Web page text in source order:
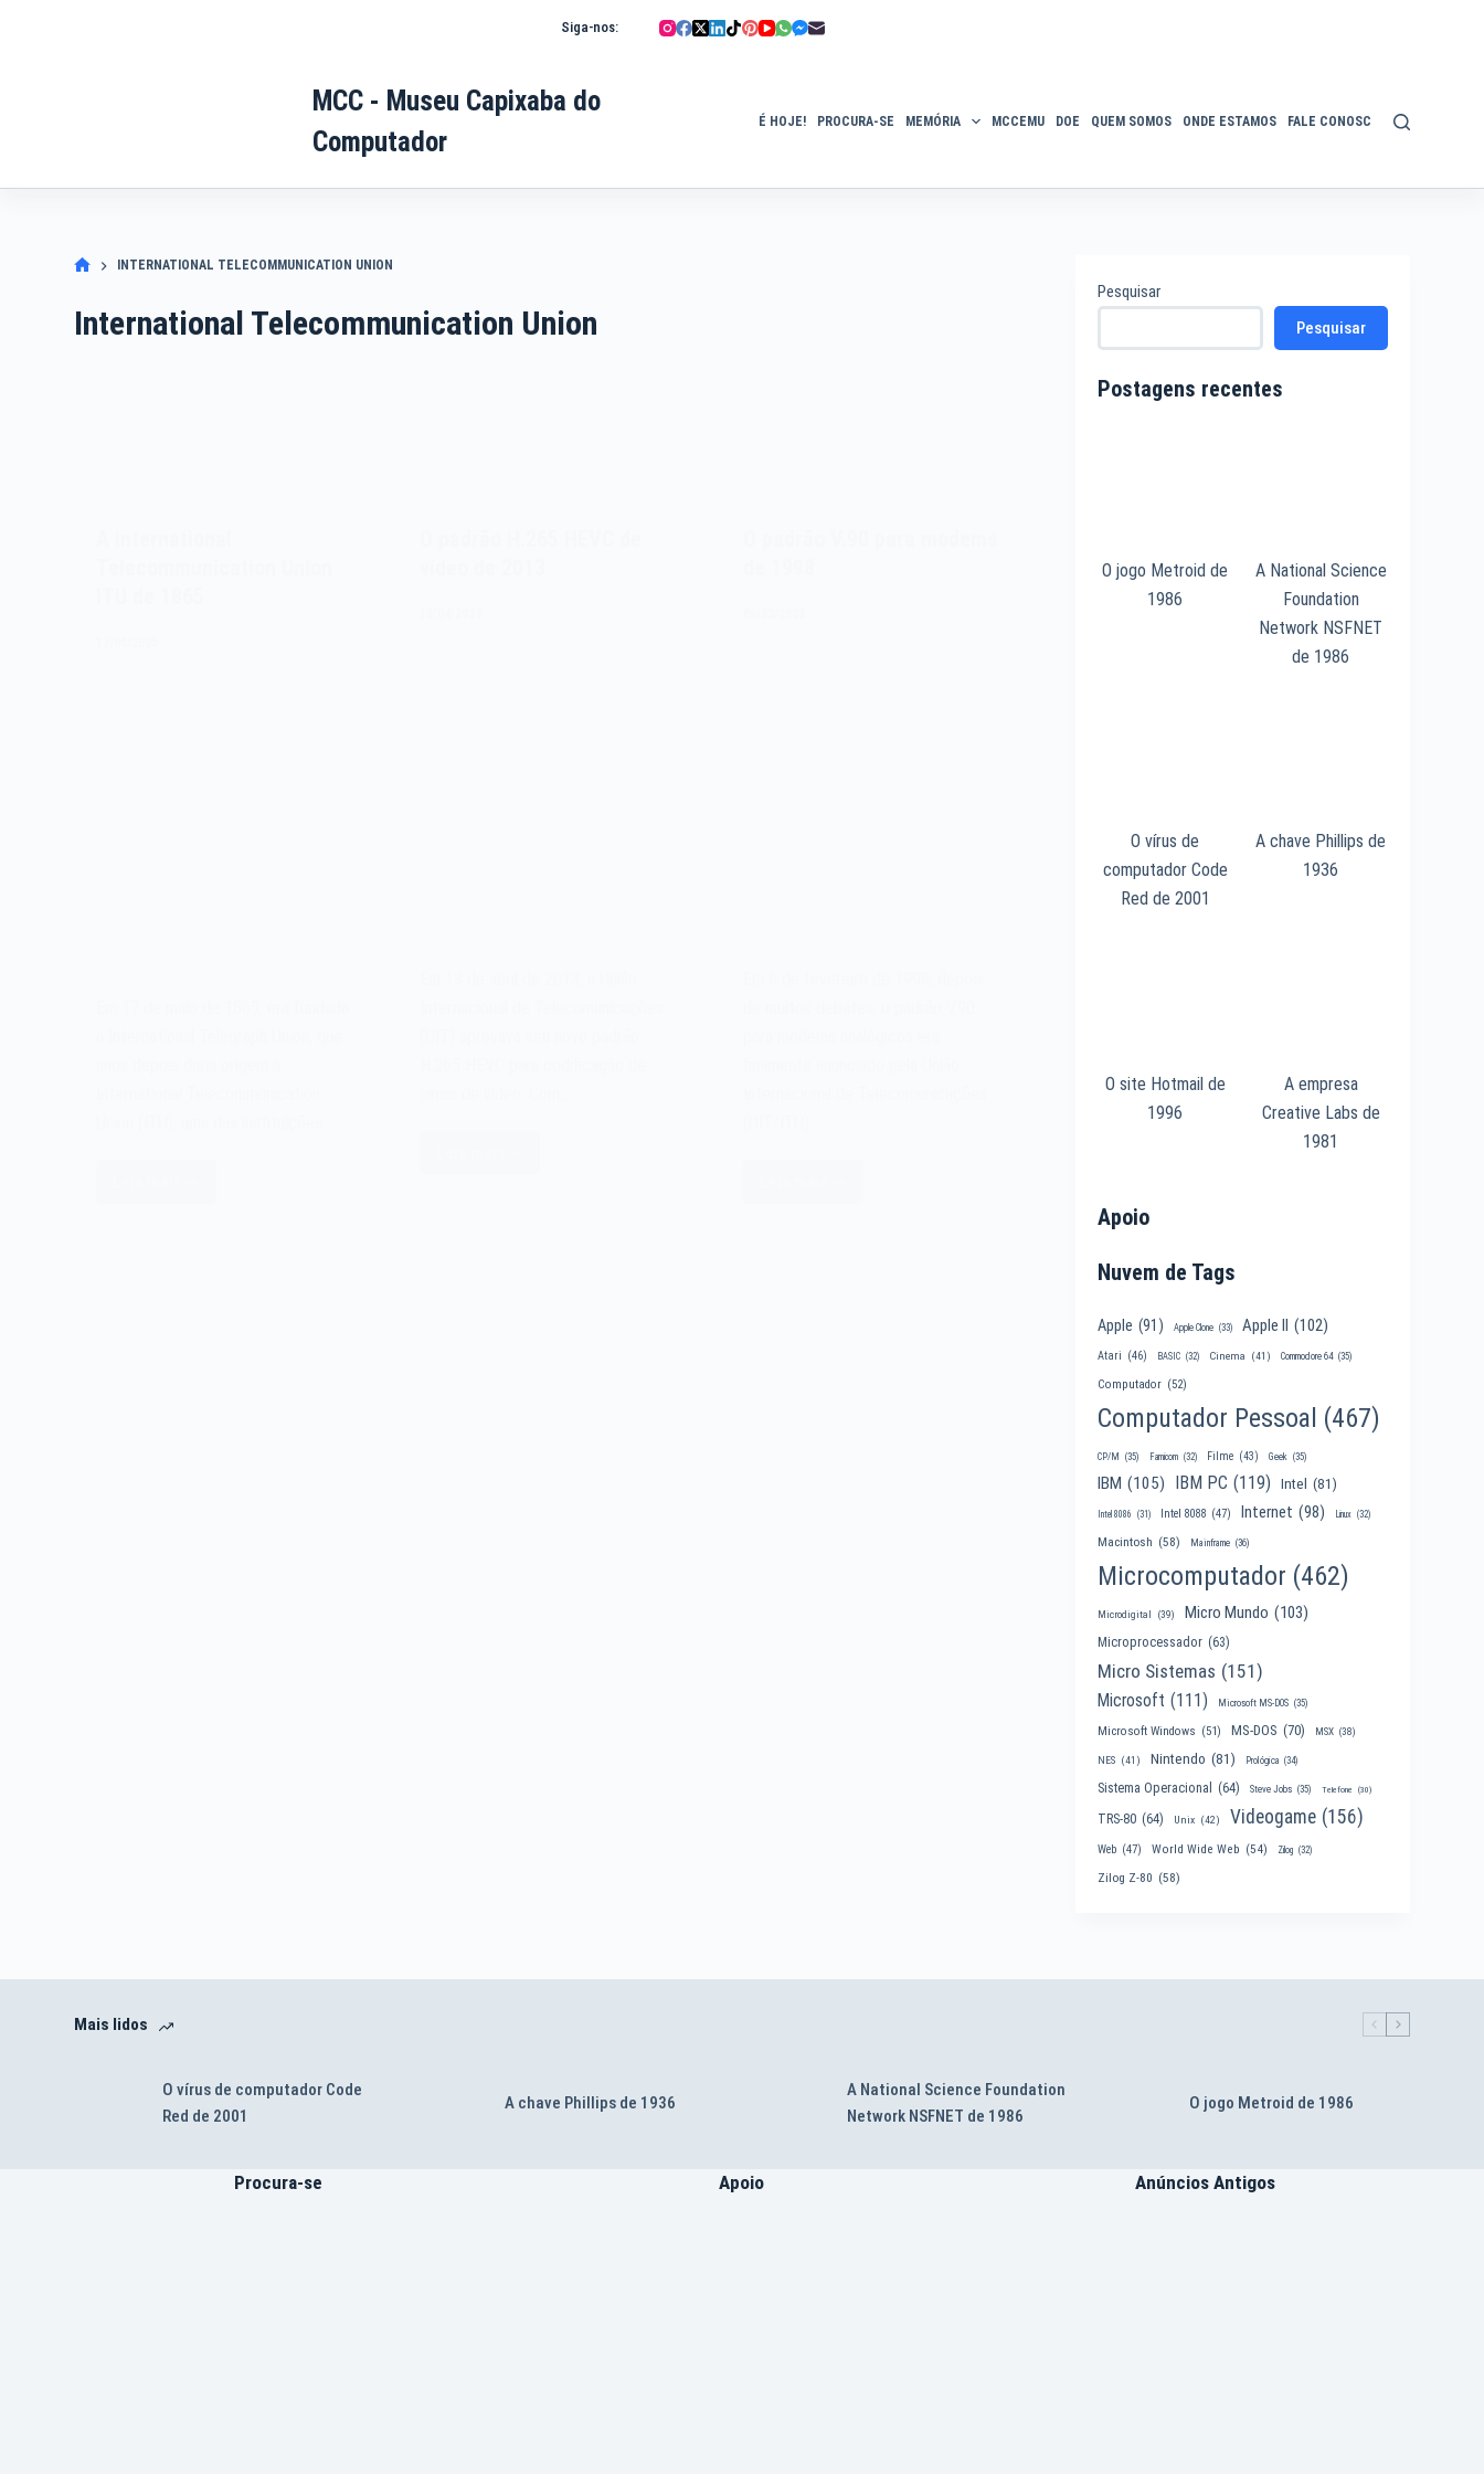
Siga-nos:
MCC - Museu Capixaba do
Computador
É HOJE! PROCURA-SE MEMÓRIA MCCEMU DOE QUEM SOMOS ONDE ESTAMOS FALE CONOSCO POLÍTICA DE
INTERNATIONAL TELECOMMUNICATION UNION
International Telecommunication Union
Pesquisar
Pesquisar
Postagens recentes
O jogo Metroid de
1986
A National Science
Foundation
Network NSFNET
de 1986
O vírus de
computador Code
Red de 2001
A chave Phillips de
1936
O site Hotmail de
1996
A empresa
Creative Labs de
1981
Apoio
Nuvem de Tags
Apple (91) Apple Clone (33) Apple II (102)
Atari (46) BASIC (32) Cinema (41) Commodore 64 (35)
Computador (52)
Computador Pessoal (467)
CP/M (35) Famicom (32) Filme (43) Geek (35)
IBM (105) IBM PC (119) Intel (81)
Intel 8086 (31) Intel 8088 (47) Internet (98) Linux (32)
Macintosh (58) Mainframe (36)
Microcomputador (462)
Microdigital (39) Micro Mundo (103)
Microprocessador (63)
Micro Sistemas (151)
Microsoft (111) Microsoft MS-DOS (35)
Microsoft Windows (51) MS-DOS (70) MSX (38)
NES (41) Nintendo (81) Prológica (34)
Sistema Operacional (64) Steve Jobs (35) Telefone (30)
TRS-80 (64) Unix (42) Videogame (156)
Web (47) World Wide Web (54) Zilog (32)
Zilog Z-80 (58)
Mais lidos
O vírus de computador Code
Red de 2001
A chave Phillips de 1936
A National Science Foundation
Network NSFNET de 1986
O jogo Metroid de 1986
Procura-se Apoio Anúncios Antigos